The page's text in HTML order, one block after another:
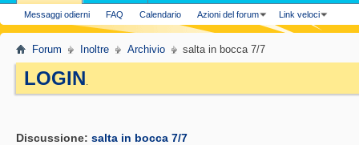
Messaggi odierni FAQ Calendario Azioni del forum Link veloci
Forum Inoltre Archivio salta in bocca 7/7
LOGIN.
Discussione: salta in bocca 7/7